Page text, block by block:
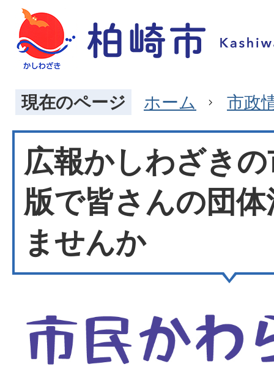
現在のページ ホーム 市政
広報かしわざき
版で皆さんの団
ませんか